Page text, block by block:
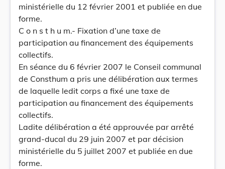
ministérielle du 12 février 2001 et publiée en due
forme.
C o n s t h u m.- Fixation d’une taxe de
participation au financement des équipements
collectifs.
En séance du 6 février 2007 le Conseil communal
de Consthum a pris une délibération aux termes
de laquelle ledit corps a fixé une taxe de
participation au financement des équipements
collectifs.
Ladite délibération a été approuvée par arrêté
grand-ducal du 29 juin 2007 et par décision
ministérielle du 5 juillet 2007 et publiée en due
forme.